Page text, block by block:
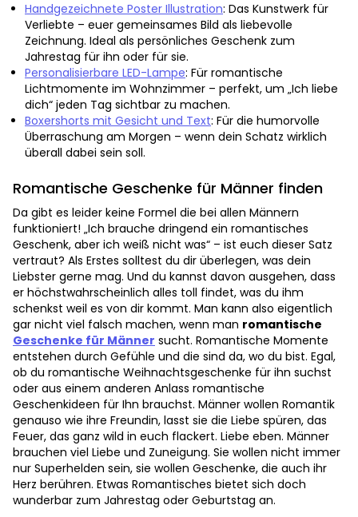
Handgezeichnete Poster Illustration: Das Kunstwerk für
Verliebte – euer gemeinsames Bild als liebevolle
Zeichnung. Ideal als persönliches Geschenk zum
Jahrestag für ihn oder für sie.
Personalisierbare LED-Lampe: Für romantische
Lichtmomente im Wohnzimmer – perfekt, um „Ich liebe
dich“ jeden Tag sichtbar zu machen.
Boxershorts mit Gesicht und Text: Für die humorvolle
Überraschung am Morgen – wenn dein Schatz wirklich
überall dabei sein soll.
Romantische Geschenke für Männer finden
Da gibt es leider keine Formel die bei allen Männern
funktioniert! „Ich brauche dringend ein romantisches
Geschenk, aber ich weiß nicht was“ – ist euch dieser Satz
vertraut? Als Erstes solltest du dir überlegen, was dein
Liebster gerne mag. Und du kannst davon ausgehen, dass
er höchstwahrscheinlich alles toll findet, was du ihm
schenkst weil es von dir kommt. Man kann also eigentlich
gar nicht viel falsch machen, wenn man romantische
Geschenke für Männer sucht. Romantische Momente
entstehen durch Gefühle und die sind da, wo du bist. Egal,
ob du romantische Weihnachtsgeschenke für ihn suchst
oder aus einem anderen Anlass romantische
Geschenkideen für Ihn brauchst. Männer wollen Romantik
genauso wie ihre Freundin, lasst sie die Liebe spüren, das
Feuer, das ganz wild in euch flackert. Liebe eben. Männer
brauchen viel Liebe und Zuneigung. Sie wollen nicht immer
nur Superhelden sein, sie wollen Geschenke, die auch ihr
Herz berühren. Etwas Romantisches bietet sich doch
wunderbar zum Jahrestag oder Geburtstag an.